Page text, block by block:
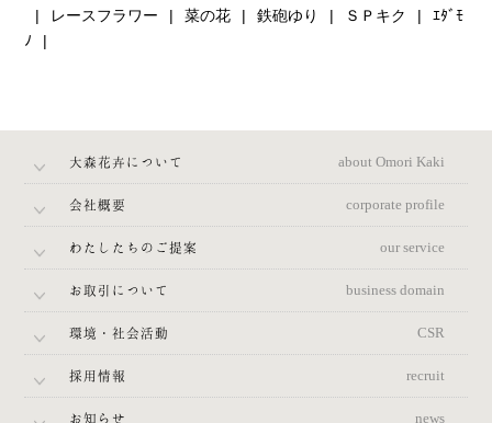
レースフラワー
菜の花 鉄砲ゆり ＳＰキク
ｴﾀﾞﾓ
ﾉ
大森花卉について about Omori Kaki
会社概要 corporate profile
わたしたちのご提案 our service
お取引について business domain
環境・社会活動 CSR
採用情報 recruit
お知らせ news